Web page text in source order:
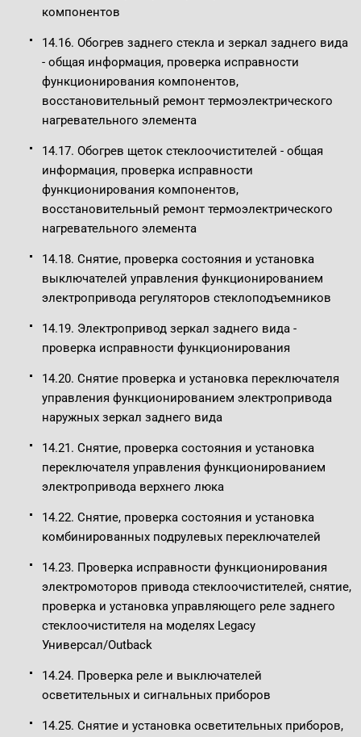
компонентов
14.16. Обогрев заднего стекла и зеркал заднего вида
- общая информация, проверка исправности
функционирования компонентов,
восстановительный ремонт термоэлектрического
нагревательного элемента
14.17. Обогрев щеток стеклоочистителей - общая
информация, проверка исправности
функционирования компонентов,
восстановительный ремонт термоэлектрического
нагревательного элемента
14.18. Снятие, проверка состояния и установка
выключателей управления функционированием
электропривода регуляторов стеклоподъемников
14.19. Электропривод зеркал заднего вида -
проверка исправности функционирования
14.20. Снятие проверка и установка переключателя
управления функционированием электропривода
наружных зеркал заднего вида
14.21. Снятие, проверка состояния и установка
переключателя управления функционированием
электропривода верхнего люка
14.22. Снятие, проверка состояния и установка
комбинированных подрулевых переключателей
14.23. Проверка исправности функционирования
электромоторов привода стеклоочистителей, снятие,
проверка и установка управляющего реле заднего
стеклоочистителя на моделях Legacy
Универсал/Outback
14.24. Проверка реле и выключателей
осветительных и сигнальных приборов
14.25. Снятие и установка осветительных приборов,